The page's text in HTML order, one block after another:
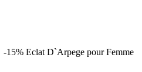
-15% Eclat D`Arpege pour Femme